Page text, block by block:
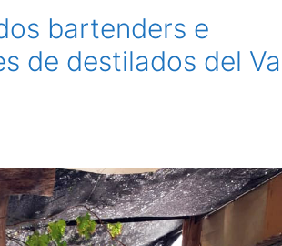
bartenders e
de destilados del